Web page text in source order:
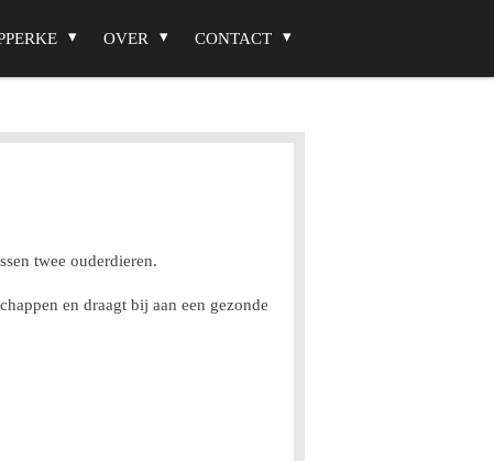
OVER CONTACT
twee ouderdieren.
en draagt bij aan een gezonde